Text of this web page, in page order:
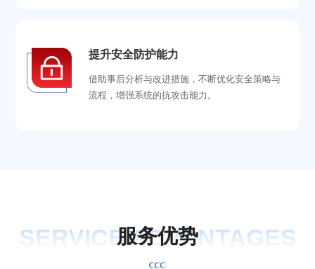
提升安全防护能力
借助事后分析与改进措施，不断优化安全策略与
流程，增强系统的抗攻击能力。
SERVICE ADVANTAGES
服务优势